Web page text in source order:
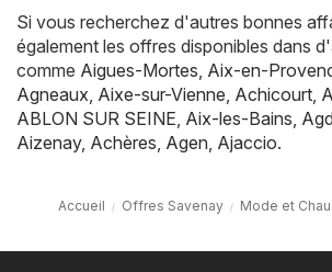
Si vous recherchez d'autres bonnes
également les offres disponibles dans
comme Aigues-Mortes, Aix-en-
Agneaux, Aixe-sur-Vienne, Achicourt,
ABLON SUR SEINE, Aix-les-Bains,
Aizenay, Achères, Agen, Ajaccio.
Accueil Offres Savenay Mode et